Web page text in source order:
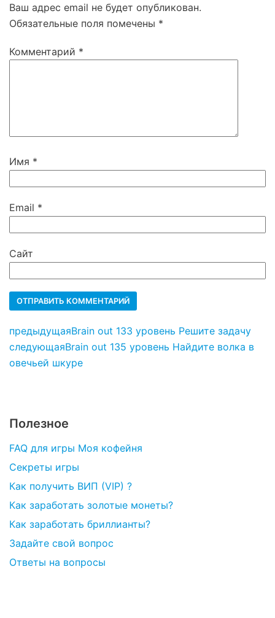
Ваш адрес email не будет опубликован.
Обязательные поля помечены *
Комментарий *
Имя *
Email *
Сайт
предыдущаяBrain out 133 уровень Решите задачу
следующаяBrain out 135 уровень Найдите волка в
овечьей шкуре
Полезное
FAQ для игры Моя кофейня
Секреты игры
Как получить ВИП (VIP) ?
Как заработать золотые монеты?
Как заработать бриллианты?
Задайте свой вопрос
Ответы на вопросы